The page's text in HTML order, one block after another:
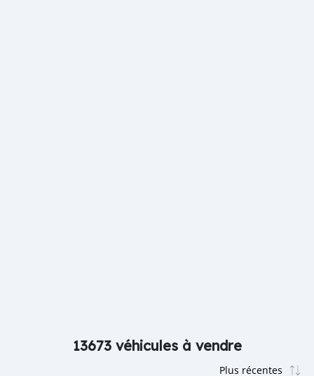
13673 véhicules à vendre